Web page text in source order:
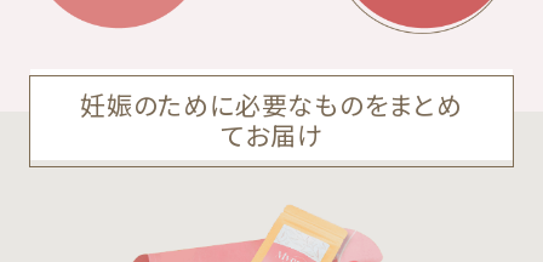
妊娠のために必要なものをまとめ
てお届け